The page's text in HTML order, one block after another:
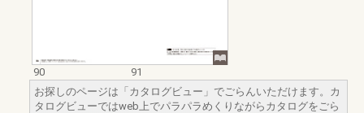
90
91
お探しのページは「カタログビュー」でごらんいただけます。カ
タログビューではweb上でパラパラめくりながらカタログをごら